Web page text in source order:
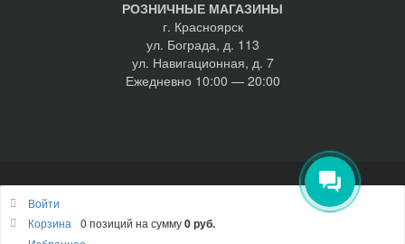
РОЗНИЧНЫЕ МАГАЗИНЫ
г. Красноярск
ул. Бограда, д. 113
ул. Навигационная, д. 7
Ежедневно 10:00 — 20:00
© NewYog.ru 2011—2026, Красноярск |Политика
Наверх
Войти
Корзина
0 позиций на сумму0 руб.